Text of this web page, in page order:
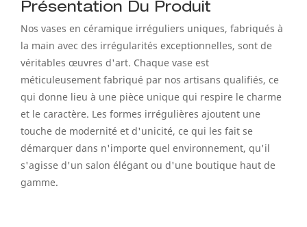
Présentation Du Produit
Nos vases en céramique irréguliers uniques, fabriqués à
la main avec des irrégularités exceptionnelles, sont de
véritables œuvres d'art. Chaque vase est
méticuleusement fabriqué par nos artisans qualifiés, ce
qui donne lieu à une pièce unique qui respire le charme
et le caractère. Les formes irrégulières ajoutent une
touche de modernité et d'unicité, ce qui les fait se
démarquer dans n'importe quel environnement, qu'il
s'agisse d'un salon élégant ou d'une boutique haut de
gamme.